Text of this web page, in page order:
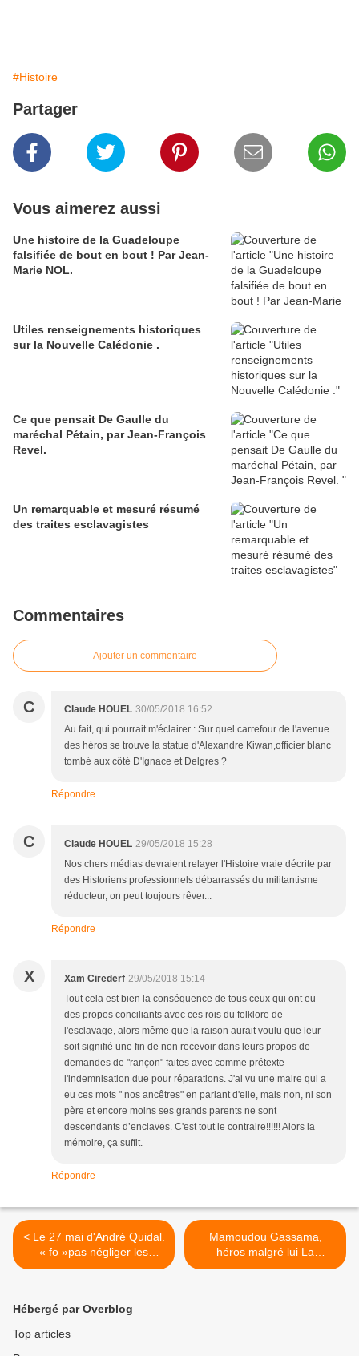
#Histoire
Partager
Vous aimerez aussi
Une histoire de la Guadeloupe
falsifiée de bout en bout ! Par Jean-
Marie NOL.
Utiles renseignements historiques
sur la Nouvelle Calédonie .
Ce que pensait De Gaulle du
maréchal Pétain, par Jean-François
Revel.
Un remarquable et mesuré résumé
des traites esclavagistes
Commentaires
Ajouter un commentaire
C Claude HOUEL 30/05/2018 16:52
Au fait, qui pourrait m'éclairer : Sur quel carrefour de l'avenue
des héros se trouve la statue d'Alexandre Kiwan,officier blanc
tombé aux côté D'Ignace et Delgres ?
Répondre
C Claude HOUEL 29/05/2018 15:28
Nos chers médias devraient relayer l'Histoire vraie décrite par
des Historiens professionnels débarrassés du militantisme
réducteur, on peut toujours rêver...
Répondre
X Xam Cirederf 29/05/2018 15:14
Tout cela est bien la conséquence de tous ceux qui ont eu
des propos conciliants avec ces rois du folklore de
l'esclavage, alors même que la raison aurait voulu que leur
soit signifié une fin de non recevoir dans leurs propos de
demandes de "rançon" faites avec comme prétexte
l'indemnisation due pour réparations. J'ai vu une maire qui a
eu ces mots " nos ancêtres" en parlant d'elle, mais non, ni son
père et encore moins ses grands parents ne sont
descendants d’enclaves. C'est tout le contraire!!!!!! Alors la
mémoire, ça suffit.
Répondre
< Le 27 mai d'André Quidal.
« fo »pas négliger les
cavaliers solitaires !
Mamoudou Gassama,
héros malgré lui La
récupération bat son plein,
Hébergé par Overblog
Top articles